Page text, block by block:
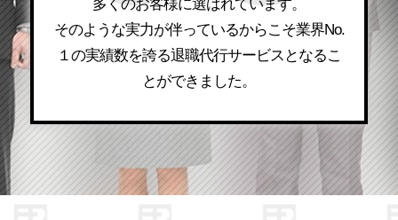
多くのお客様に選ばれています。
そのような実力が伴っているからこそ業界No.
１の実績数を誇る退職代行サービスとなるこ
とができました。